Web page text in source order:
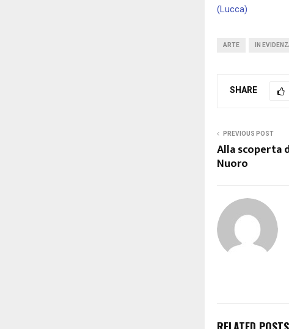
(Lucca)
ARTE IN
SHARE
PREVIOUS POST
Alla scoperta
Nuoro